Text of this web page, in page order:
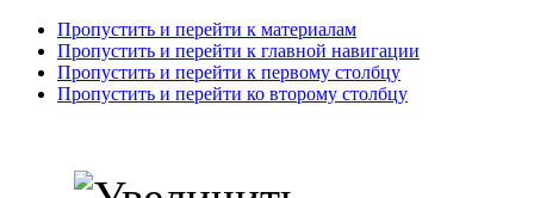
Пропустить и перейти к материалам
Пропустить и перейти к главной навигации
Пропустить и перейти к первому столбцу
Пропустить и перейти ко второму столбцу